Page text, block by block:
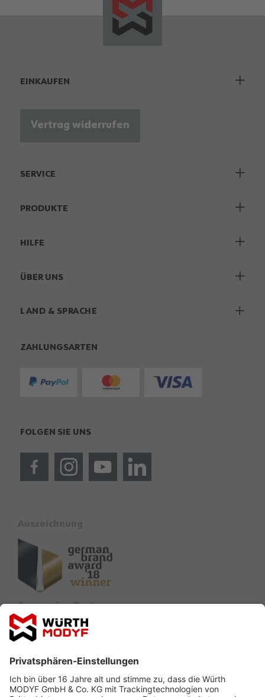
EINKAUFEN
Vertrag widerrufen
SERVICE
PRODUKTE
HILFE
ÜBER UNS
LAND & SPRACHE
ZAHLUNGSARTEN
FOLGEN SIE UNS
Sponsoring Partner